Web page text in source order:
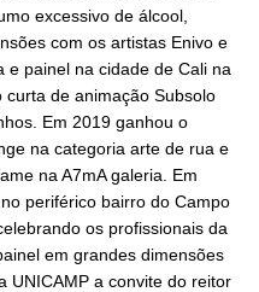
excessivo de álcool,
com os artistas Enivo e
e painel na cidade de Cali na
de animação Subsolo
Em 2019 ganhou o
na categoria arte de rua e
na A7mA galeria. Em
periférico bairro do Campo
os profissionais da
em grandes dimensões
UNICAMP a convite do reitor